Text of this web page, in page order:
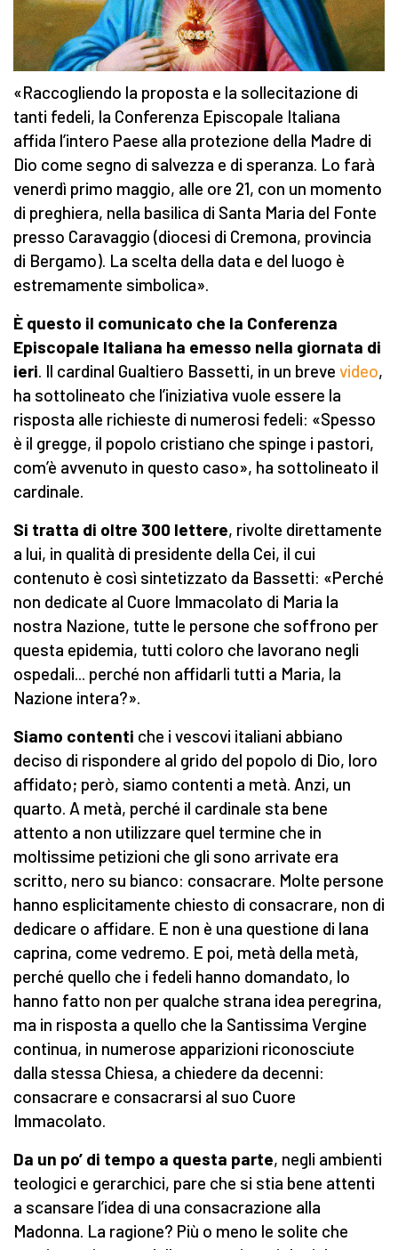
«Raccogliendo la proposta e la sollecitazione di
tanti fedeli, la Conferenza Episcopale Italiana
affida l’intero Paese alla protezione della Madre di
Dio come segno di salvezza e di speranza. Lo farà
venerdì primo maggio, alle ore 21, con un momento
di preghiera, nella basilica di Santa Maria del Fonte
presso Caravaggio (diocesi di Cremona, provincia
di Bergamo). La scelta della data e del luogo è
estremamente simbolica».
È questo il comunicato che la Conferenza
Episcopale Italiana ha emesso nella giornata di
ieri. Il cardinal Gualtiero Bassetti, in un breve video,
ha sottolineato che l’iniziativa vuole essere la
risposta alle richieste di numerosi fedeli: «Spesso
è il gregge, il popolo cristiano che spinge i pastori,
com’è avvenuto in questo caso», ha sottolineato il
cardinale.
Si tratta di oltre 300 lettere, rivolte direttamente
a lui, in qualità di presidente della Cei, il cui
contenuto è così sintetizzato da Bassetti: «Perché
non dedicate al Cuore Immacolato di Maria la
nostra Nazione, tutte le persone che soffrono per
questa epidemia, tutti coloro che lavorano negli
ospedali... perché non affidarli tutti a Maria, la
Nazione intera?».
Siamo contenti che i vescovi italiani abbiano
deciso di rispondere al grido del popolo di Dio, loro
affidato; però, siamo contenti a metà. Anzi, un
quarto. A metà, perché il cardinale sta bene
attento a non utilizzare quel termine che in
moltissime petizioni che gli sono arrivate era
scritto, nero su bianco: consacrare. Molte persone
hanno esplicitamente chiesto di consacrare, non di
dedicare o affidare. E non è una questione di lana
caprina, come vedremo. E poi, metà della metà,
perché quello che i fedeli hanno domandato, lo
hanno fatto non per qualche strana idea peregrina,
ma in risposta a quello che la Santissima Vergine
continua, in numerose apparizioni riconosciute
dalla stessa Chiesa, a chiedere da decenni:
consacrare e consacrarsi al suo Cuore
Immacolato.
Da un po’ di tempo a questa parte, negli ambienti
teologici e gerarchici, pare che si stia bene attenti
a scansare l’idea di una consacrazione alla
Madonna. La ragione? Più o meno le solite che